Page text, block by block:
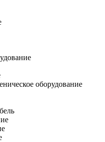
оборудование